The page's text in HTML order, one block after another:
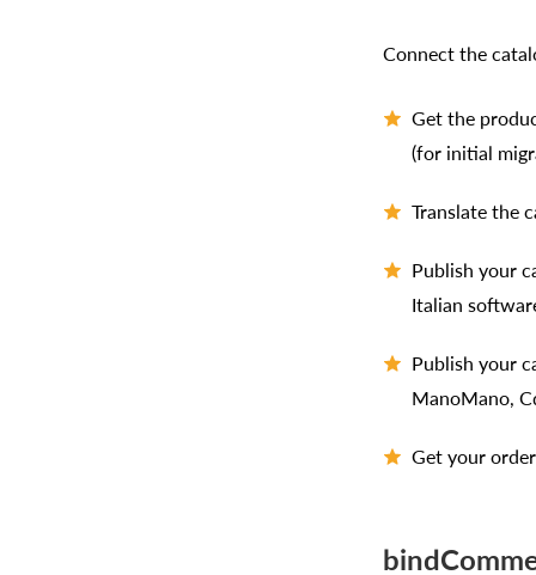
Connect the
Get the
(for initial
Translate the
Publish your
Italian
Publish your
ManoMano,
Get your